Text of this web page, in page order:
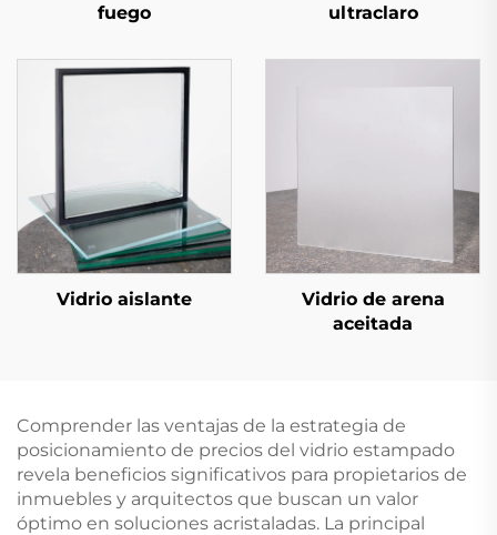
fuego
ultraclaro
Vidrio aislante
Vidrio de arena
aceitada
Comprender las ventajas de la estrategia de
posicionamiento de precios del vidrio estampado
revela beneficios significativos para propietarios de
inmuebles y arquitectos que buscan un valor
óptimo en soluciones acristaladas. La principal